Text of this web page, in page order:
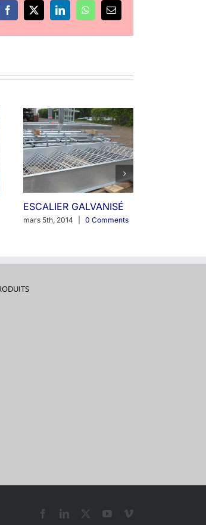
Facebook
X LinkedInWhatsApp
Email
ESCALIER GALVANISÉ
mars 5th, 2014 0 Comments
FacebookLinkedIn YouTubeVimeo